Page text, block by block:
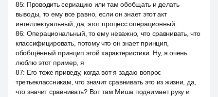
85: Проводить сериацию или там обобщать и делать
выводы, то ему все равно, если он знает этот акт
интеллектуальный, да, этот процесс операционный.
86: Операциональный, то ему неважно, что сравнивать, что
классифицировать, потому что он знает принцип,
обобщённый принцип этой характеристики. Ну, я очень
люблю этот пример, я
87: Его тоже приведу, когда вот я задаю вопрос
третьеклассникам, что значит сравнивать это из жизни, да,
что значит сравнивать? Вот там Миша поднимает руку и